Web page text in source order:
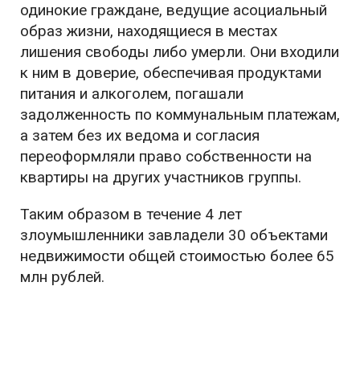
одинокие граждане, ведущие асоциальный
образ жизни, находящиеся в местах
лишения свободы либо умерли. Они входили
к ним в доверие, обеспечивая продуктами
питания и алкоголем, погашали
задолженность по коммунальным платежам,
а затем без их ведома и согласия
переоформляли право собственности на
квартиры на других участников группы.
Таким образом в течение 4 лет
злоумышленники завладели 30 объектами
недвижимости общей стоимостью более 65
млн рублей.